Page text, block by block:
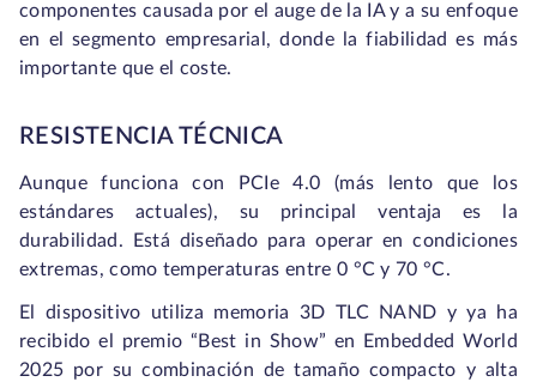
componentes causada por el auge de la IA y a su enfoque
en el segmento empresarial, donde la fiabilidad es más
importante que el coste.
RESISTENCIA TÉCNICA
Aunque funciona con PCIe 4.0 (más lento que los
estándares actuales), su principal ventaja es la
durabilidad. Está diseñado para operar en condiciones
extremas, como temperaturas entre 0 °C y 70 °C.
El dispositivo utiliza memoria 3D TLC NAND y ya ha
recibido el premio “Best in Show” en Embedded World
2025 por su combinación de tamaño compacto y alta